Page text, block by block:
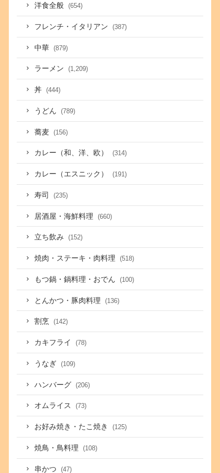
洋食全般 (654)
フレンチ・イタリアン (387)
中華 (879)
ラーメン (1,209)
丼 (444)
うどん (789)
蕎麦 (156)
カレー（和、洋、欧） (314)
カレー（エスニック） (191)
寿司 (235)
居酒屋・海鮮料理 (660)
立ち飲み (152)
焼肉・ステーキ・肉料理 (518)
もつ鍋・鍋料理・おでん (100)
とんかつ・豚肉料理 (136)
割烹 (142)
カキフライ (78)
うなぎ (109)
ハンバーグ (206)
オムライス (73)
お好み焼き・たこ焼き (125)
焼鳥・鳥料理 (108)
串かつ (47)